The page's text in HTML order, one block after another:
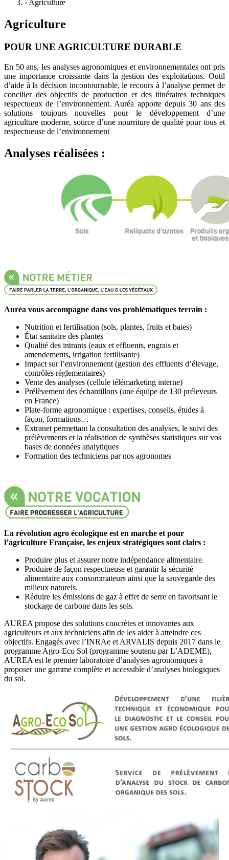
›Agriculture
Agriculture
POUR UNE AGRICULTURE DURABLE
En 50 ans, les analyses agronomiques et environnementales ont pris
une importance croissante dans la gestion des exploitations. Outil
d’aide à la décision incontournable, le recours à l’analyse permet de
concilier des objectifs de production et des itinéraires techniques
respectueux de l’environnement. Auréa apporte depuis 30 ans des
solutions toujours nouvelles pour le développement d’une
agriculture moderne, source d’une nourriture de qualité pour tous et
respectueuse de l’environnement
Analyses réalisées :
Auréa vous accompagne dans vos problématiques terrain :
Nutrition et fertilisation (sols, plantes, fruits et baies)
État sanitaire des plantes
Qualité des intrants (eaux et effluents, engrais et
amendements, irrigation fertilisante)
Impact sur l’environnement (gestion des effluents d’élevage,
contrôles réglementaires)
Vente des analyses (cellule télémarketing interne)
Prélèvement des échantillons (une équipe de 130 préleveurs
en France)
Plate-forme agronomique : expertises, conseils, études à
façon, formations…
Extranet permettant la consultation des analyses, le suivi des
prélèvements et la réalisation de synthèses statistiques sur vos
bases de données analytiques
Formation des techniciens par nos agronomes
La révolution agro écologique est en marche et pour
l’agriculture Française, les enjeux stratégiques sont clairs :
Produire plus et assurer notre indépendance alimentaire.
Produire de façon respectueuse et garantir la sécurité
alimentaire aux consommateurs ainsi que la sauvegarde des
milieux naturels.
Réduire les émissions de gaz à effet de serre en favorisant le
stockage de carbone dans les sols.
AUREA propose des solutions concrètes et innovantes aux
agriculteurs et aux techniciens afin de les aider à atteindre ces
objectifs. Engagés avec l’INRAe et ARVALIS depuis 2017 dans le
programme Agro-Eco Sol (programme soutenu par L’ADEME),
AUREA est le premier laboratoire d’analyses agronomiques à
proposer une gamme complète et accessible d’analyses biologiques
du sol.